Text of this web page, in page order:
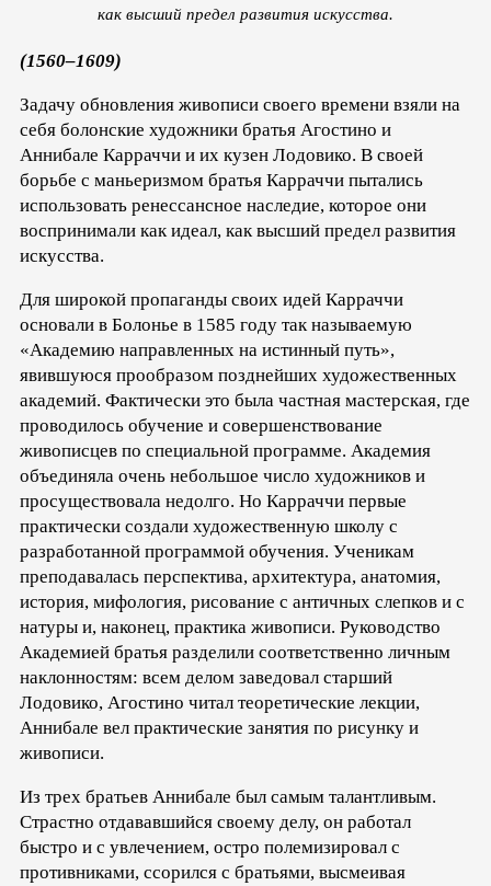
как высший предел развития искусства.
(1560–1609)
Задачу обновления живописи своего времени взяли на
себя болонские художники братья Агостино и
Аннибале Карраччи и их кузен Лодовико. В своей
борьбе с маньеризмом братья Карраччи пытались
использовать ренессансное наследие, которое они
воспринимали как идеал, как высший предел развития
искусства.
Для широкой пропаганды своих идей Карраччи
основали в Болонье в 1585 году так называемую
«Академию направленных на истинный путь»,
явившуюся прообразом позднейших художественных
академий. Фактически это была частная мастерская, где
проводилось обучение и совершенствование
живописцев по специальной программе. Академия
объединяла очень небольшое число художников и
просуществовала недолго. Но Карраччи первые
практически создали художественную школу с
разработанной программой обучения. Ученикам
преподавалась перспектива, архитектура, анатомия,
история, мифология, рисование с античных слепков и с
натуры и, наконец, практика живописи. Руководство
Академией братья разделили соответственно личным
наклонностям: всем делом заведовал старший
Лодовико, Агостино читал теоретические лекции,
Аннибале вел практические занятия по рисунку и
живописи.
Из трех братьев Аннибале был самым талантливым.
Страстно отдававшийся своему делу, он работал
быстро и с увлечением, остро полемизировал с
противниками, ссорился с братьями, высмеивая